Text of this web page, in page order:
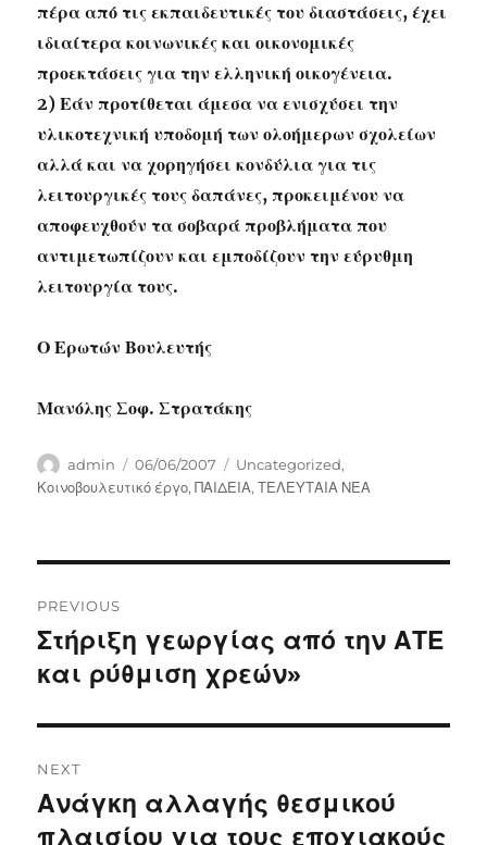
πέρα από τις εκπαιδευτικές του διαστάσεις, έχει
ιδιαίτερα κοινωνικές και οικονομικές
προεκτάσεις για την ελληνική οικογένεια.
2) Εάν προτίθεται άμεσα να ενισχύσει την
υλικοτεχνική υποδομή των ολοήμερων σχολείων
αλλά και να χορηγήσει κονδύλια για τις
λειτουργικές τους δαπάνες, προκειμένου να
αποφευχθούν τα σοβαρά προβλήματα που
αντιμετωπίζουν και εμποδίζουν την εύρυθμη
λειτουργία τους.
Ο Ερωτών Βουλευτής
Μανόλης Σοφ. Στρατάκης
Author
admin
Posted
on
06/06/2007 Categories
Uncategorized,
Κοινοβουλευτικό έργο,ΠΑΙΔΕΙΑ,ΤΕΛΕΥΤΑΙΑ ΝΕΑ
navigation
PREVIOUS
Previous
post:
Στήριξη γεωργίας από την ΑΤΕ
και ρύθμιση χρεών»
NEXT
Next
post:
Ανάγκη αλλαγής θεσμικού
πλαισίου για τους εποχιακούς